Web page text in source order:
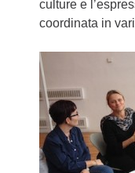
culture e
coordinata in